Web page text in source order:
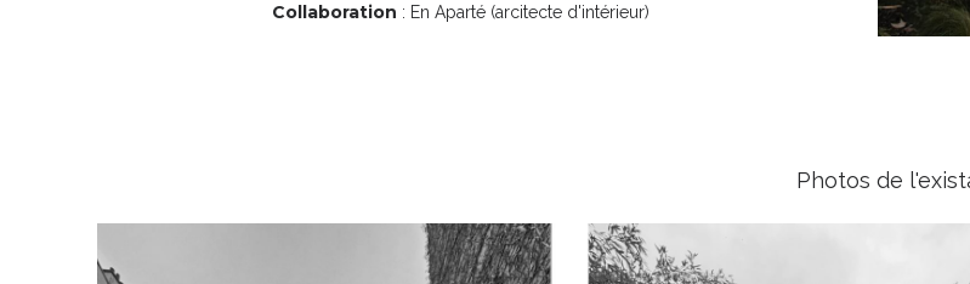
Collaboration : En Aparté (arcitecte d'intérieur)
Photos de